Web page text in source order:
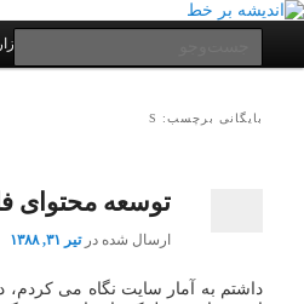
پرش
اصلی
پرش
ثانویه
اندیشه بر خط
یادداشتهای یک معلم در باب زندگی، اخلاق،
فهرست
نرم
بایگانی برچسب: S
توسعه محتوای
ارسال شده درتیر ۳۱, ۱۳۸۸
داشتم به آمار سایت نگاه می کردم،